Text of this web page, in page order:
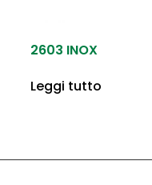
2603 INOX
Leggi tutto